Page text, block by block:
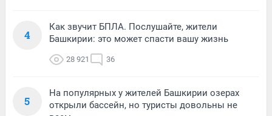
4
Как звучит БПЛА. Послушайте, жители
Башкирии: это может спасти вашу жизнь
28 921 36
5
На популярных у жителей Башкирии озерах
открыли бассейн, но туристы довольны не